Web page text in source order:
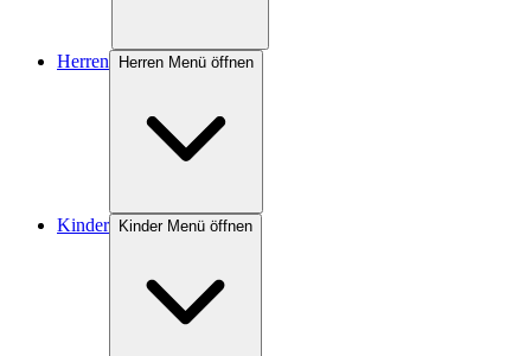
Herren Herren Menü öffnen
Kinder Kinder Menü öffnen